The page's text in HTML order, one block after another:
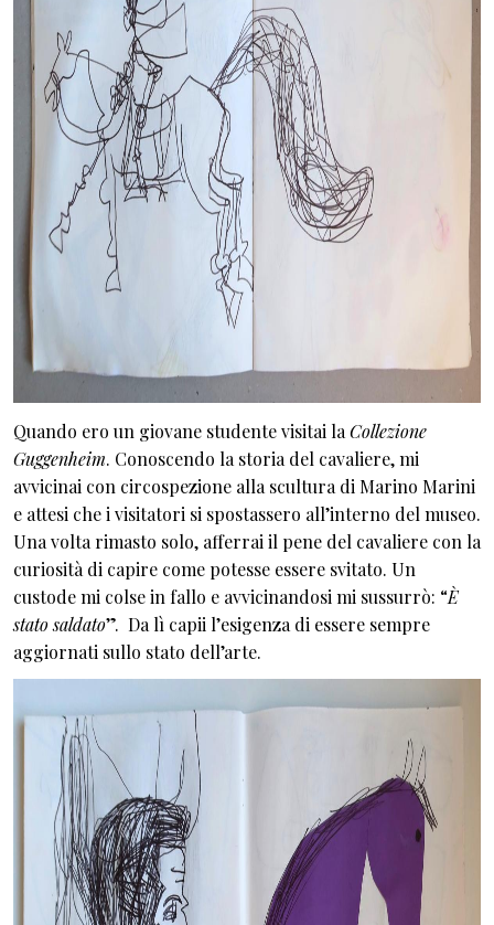
Quando ero un giovane studente visitai la Collezione
Guggenheim. Conoscendo la storia del cavaliere, mi
avvicinai con circospezione alla scultura di Marino Marini
e attesi che i visitatori si spostassero all’interno del museo.
Una volta rimasto solo, afferrai il pene del cavaliere con la
curiosità di capire come potesse essere svitato. Un
custode mi colse in fallo e avvicinandosi mi sussurrò: “È
stato saldato”. Da lì capii l’esigenza di essere sempre
aggiornati sullo stato dell’arte.